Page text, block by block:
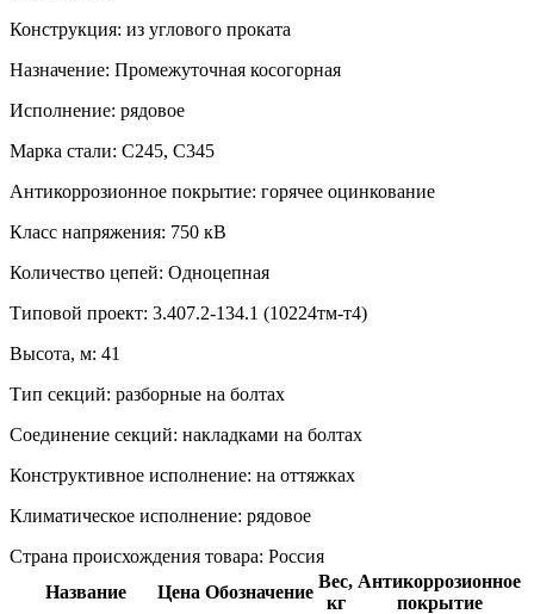
Конструкция: из углового проката
Назначение: Промежуточная косогорная
Исполнение: рядовое
Марка стали: С245, С345
Антикоррозионное покрытие: горячее оцинкование
Класс напряжения: 750 кВ
Количество цепей: Одноцепная
Типовой проект: 3.407.2-134.1 (10224тм-т4)
Высота, м: 41
Тип секций: разборные на болтах
Соединение секций: накладками на болтах
Конструктивное исполнение: на оттяжках
Климатическое исполнение: рядовое
Страна происхождения товара: Россия
Название
Цена Обозначение
Вес,
кг
Антикоррозионное
покрытие